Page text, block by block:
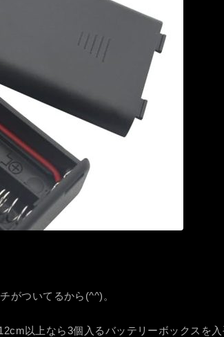
がついてるから(^^)。
以上なら3個入るバッテリーボックスを